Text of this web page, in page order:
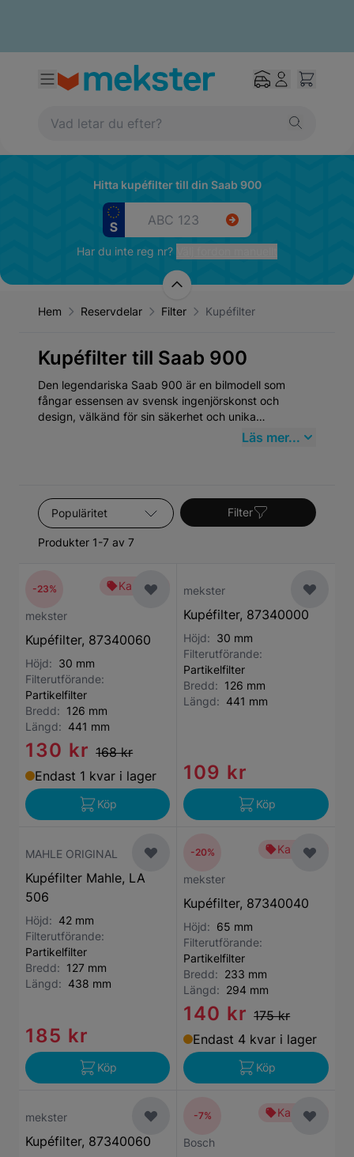
Hitta kupéfilter till din Saab 900
Har du inte reg nr?
Hem Reservdelar Filter Kupéfilter
Kupéfilter till Saab 900
Den legendariska Saab 900 är en bilmodell som
fångar essensen av svensk ingenjörskonst och
design, välkänd för sin säkerhet och unika
karossstruktur. Först introducerad 1978 och tillverkad
vilket gör den både hållbar och eftertraktad på
begagnadmarknaden.
Läs mer...
Sortera efter
Produkter 1-7 av 7
Filter
Kampanj
mekster
Kupéfilter, 87340060
Höjd: 30 mm
Filterutförande:
Partikelfilter
Bredd: 126 mm
Längd: 441 mm
130 kr 168 kr
-23%
Endast 1 kvar i lager
Köp
mekster
Kupéfilter, 87340000
Höjd: 30 mm
Filterutförande:
Partikelfilter
Bredd: 126 mm
Längd: 441 mm
109 kr
Köp
MAHLE ORIGINAL
Kupéfilter Mahle, LA
506
Höjd: 42 mm
Filterutförande:
Partikelfilter
Bredd: 127 mm
Längd: 438 mm
185 kr
Köp
Kampanj
mekster
Kupéfilter, 87340040
Höjd: 65 mm
Filterutförande:
Partikelfilter
Bredd: 233 mm
Längd: 294 mm
140 kr 175 kr
-20%
Endast 4 kvar i lager
Köp
mekster
Kupéfilter, 87340060
Kampanj
Bosch
-7%